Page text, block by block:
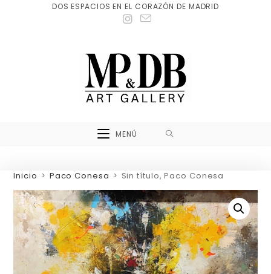
DOS ESPACIOS EN EL CORAZÓN DE MADRID
MENÚ
Inicio > Paco Conesa > Sin título, Paco Conesa